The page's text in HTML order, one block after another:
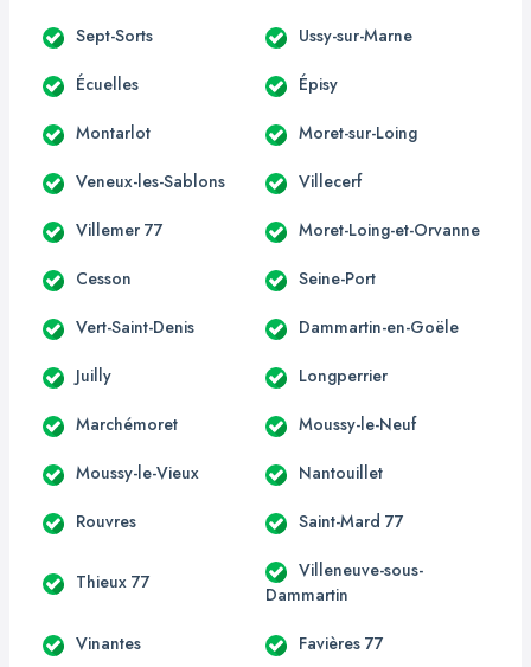
Sept-Sorts Ussy-sur-Marne
Écuelles Épisy
Montarlot Moret-sur-Loing
Veneux-les-Sablons Villecerf
Villemer 77 Moret-Loing-et-Orvanne
Cesson Seine-Port
Vert-Saint-Denis Dammartin-en-Goële
Juilly Longperrier
Marchémoret Moussy-le-Neuf
Moussy-le-Vieux Nantouillet
Rouvres Saint-Mard 77
Thieux 77
Villeneuve-sous-
Dammartin
Vinantes Favières 77